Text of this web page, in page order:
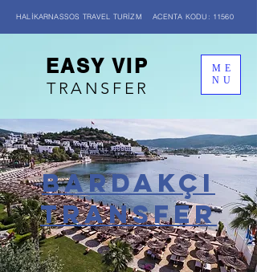
TRANSFER
EASY VIP
ME
NU
HALİKARNASSOS TRAVEL TURİZM ACENTA KODU: 11560
BARDAKÇI
transfer